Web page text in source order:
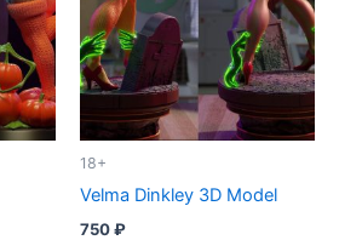
18+
Velma Dinkley 3D Model
750₽